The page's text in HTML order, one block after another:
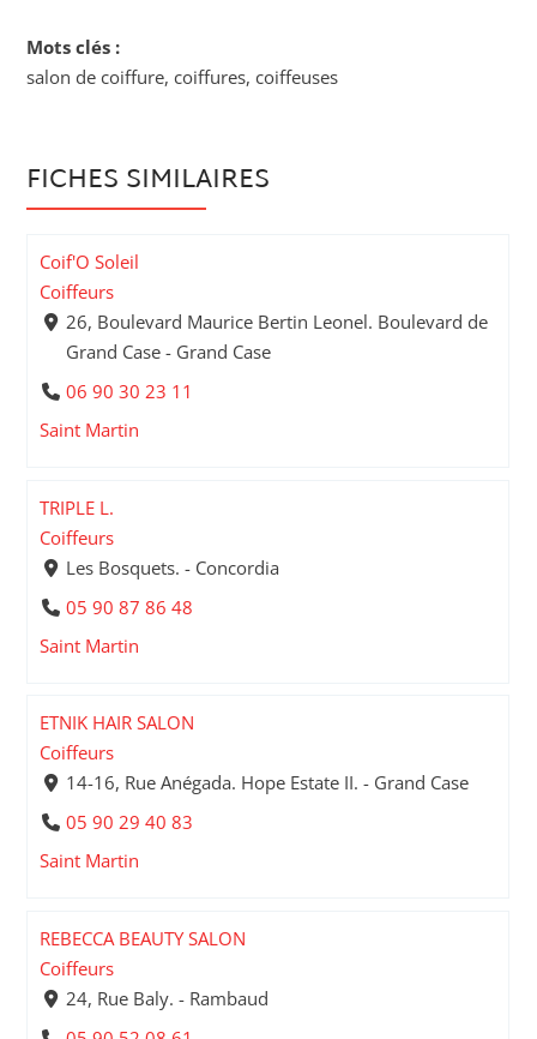
Mots clés :
salon de coiffure, coiffures, coiffeuses
FICHES SIMILAIRES
Coif'O Soleil
Coiffeurs
26, Boulevard Maurice Bertin Leonel. Boulevard de
Grand Case - Grand Case
06 90 30 23 11
Saint Martin
TRIPLE L.
Coiffeurs
Les Bosquets. - Concordia
05 90 87 86 48
Saint Martin
ETNIK HAIR SALON
Coiffeurs
14-16, Rue Anégada. Hope Estate II. - Grand Case
05 90 29 40 83
Saint Martin
REBECCA BEAUTY SALON
Coiffeurs
24, Rue Baly. - Rambaud